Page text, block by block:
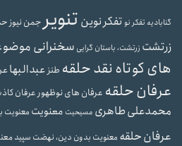
گنابادیه تفکر نوتفکر نوین تنویر جمن نیوز
زرتشت زرتشت، باستان گرایی سخنرانی
های کوتاه نقد حلقه طنزعبدالبها
عرفان حلقه عرفان های نوظهورعرفان
محمدعلی طاهری مسیحیت معنویت معنویت
عرفان حلقه معنویت بدون دین، نهضت سپید